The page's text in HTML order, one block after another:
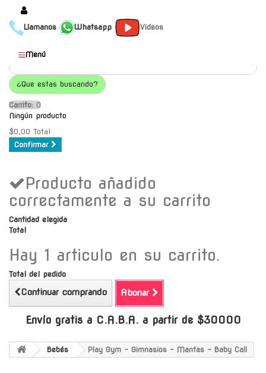
Llamanos Whatsapp Videos
Productos
Populares
Categorías
Marcas
Mayoristas
Contacto
Envío gratis a C.A.B.A. a
partir de $30000
Menú
¿Que estas buscando?
Carrito: O
Ningún producto
$0,00 Total
Confirmar
Producto añadido
correctamente a su carrito
Cantidad elegida
Total
Hay 1 articulo en su carrito.
Total del pedido
Continuar comprando Abonar
Envío gratis a C.A.B.A. a partir de $30000
Bebés Play Gym - Gimnasios - Mantas - Baby Call